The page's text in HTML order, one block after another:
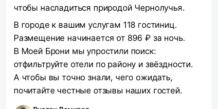
чтобы насладиться природой Чернолучья.
В городе к вашим услугам 118 гостиниц.
Размещение начинается от 896 ₽ за ночь.
В Моей Брони мы упростили поиск:
отфильтруйте отели по району и звёздности.
А чтобы вы точно знали, чего ожидать,
почитайте честные отзывы наших гостей.